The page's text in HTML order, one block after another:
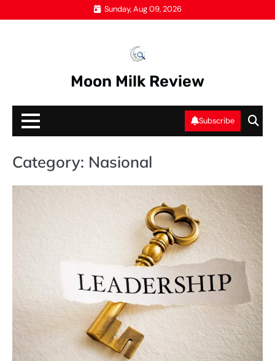
to
Sunday, Aug 09, 2026
Moon Milk Review
Subscribe
Category: Nasional